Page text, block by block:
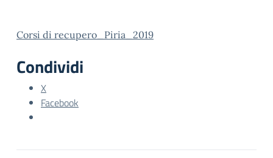
Corsi di recupero_Piria_2019
Condividi
X
Facebook